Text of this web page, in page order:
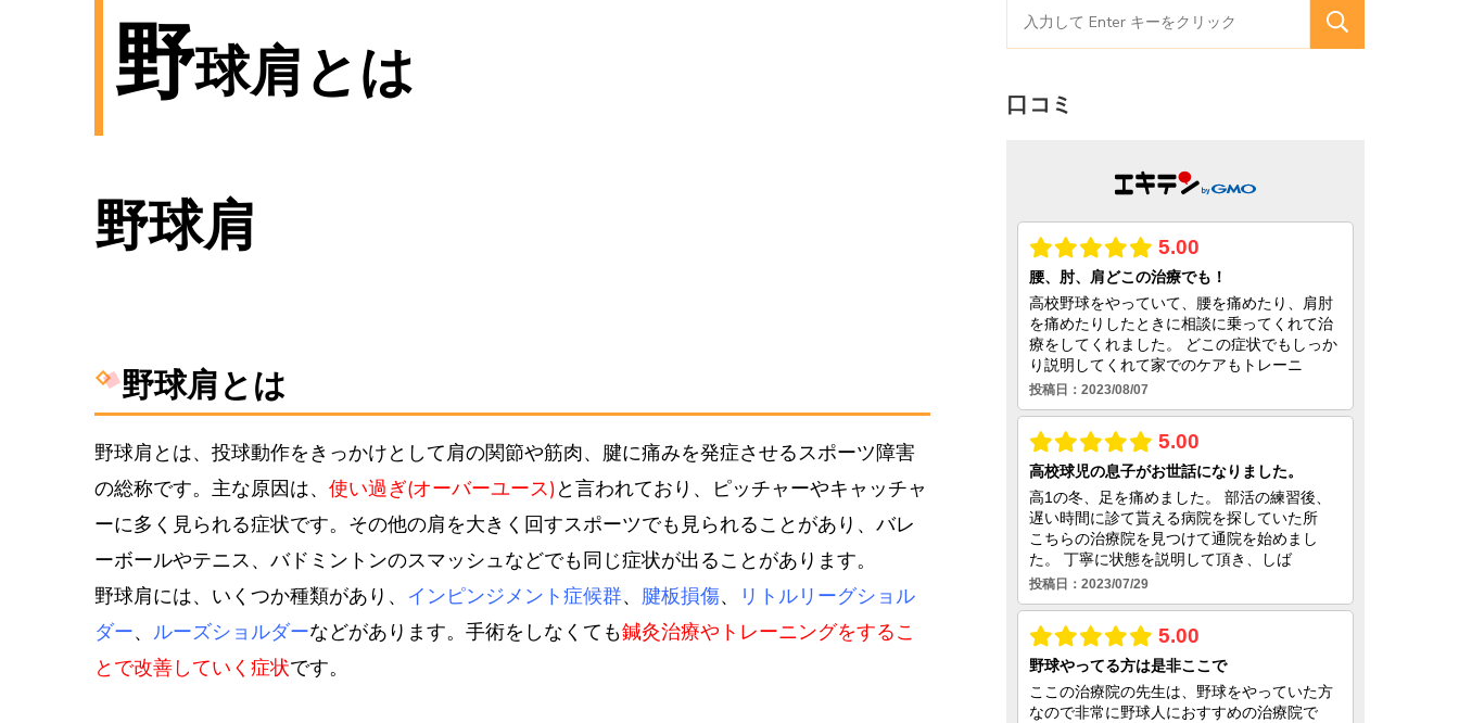
野球肩とは
野球肩
野球肩とは
野球肩 とは、投球動作をきっかけとして肩の関節や筋肉、腱に痛みを発症させるスポーツ障害
の総称です。主な原因は、 使い過ぎ(オーバーユース)と言われており、ピッチャーやキャッチャ
ーに多く見られる症状です。その他の肩を大きく回すスポーツでも見られることがあり、バレ
ーボールやテニス、バドミントンのスマッシュなどでも同じ症状が出ることがあります。
野球肩には、いくつか種類があり、 インピンジメント症候群、 腱板損傷、
リトルリーグショル
ダー、 ルーズショルダーなどがあります。手術をしなくても鍼灸治療やトレーニングをするこ
とで改善していく症状です。
索
象:
口コミ